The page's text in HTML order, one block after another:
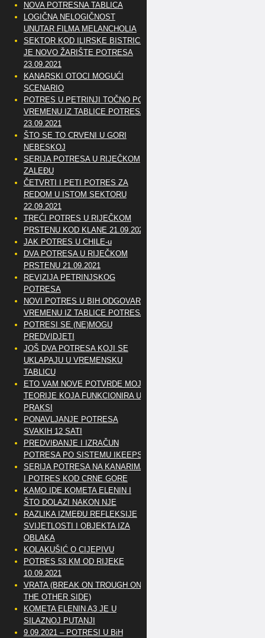
NOVA POTRESNA TABLICA
LOGIČNA NELOGIČNOST
UNUTAR FILMA MELANCHOLIA
SEKTOR KOD ILIRSKE BISTRICE
JE NOVO ŽARIŠTE POTRESA
23.09.2021
KANARSKI OTOCI MOGUĆI
SCENARIO
POTRES U PETRINJI TOČNO PO
VREMENU IZ TABLICE POTRESA
23.09.2021
ŠTO SE TO CRVENI U GORI
NEBESKOJ
SERIJA POTRESA U RIJEČKOM
ZALEĐU
ČETVRTI I PETI POTRES ZA
REDOM U ISTOM SEKTORU
22.09.2021
TREĆI POTRES U RIJEČKOM
PRSTENU KOD KLANE 21.09.2021
JAK POTRES U CHILE-u
DVA POTRESA U RIJEČKOM
PRSTENU 21.09.2021
REVIZIJA PETRINJSKOG
POTRESA
NOVI POTRES U BIH ODGOVARA
VREMENU IZ TABLICE POTRESA
POTRESI SE (NE)MOGU
PREDVIDJETI
JOŠ DVA POTRESA KOJI SE
UKLAPAJU U VREMENSKU
TABLICU
ETO VAM NOVE POTVRDE MOJE
TEORIJE KOJA FUNKCIONIRA U
PRAKSI
PONAVLJANJE POTRESA
SVAKIH 12 SATI
PREDVIĐANJE I IZRAČUN
POTRESA PO SISTEMU IKEEPS
SERIJA POTRESA NA KANARIMA
I POTRES KOD CRNE GORE
KAMO IDE KOMETA ELENIN I
ŠTO DOLAZI NAKON NJE
RAZLIKA IZMEĐU REFLEKSIJE
SVIJETLOSTI I OBJEKTA IZA
OBLAKA
KOLAKUŠIĆ O CIJEPIVU
POTRES 53 KM OD RIJEKE
10.09.2021
VRATA (BREAK ON TROUGH ON
THE OTHER SIDE)
KOMETA ELENIN A3 JE U
SILAZNOJ PUTANJI
9.09.2021 – POTRESI U BiH